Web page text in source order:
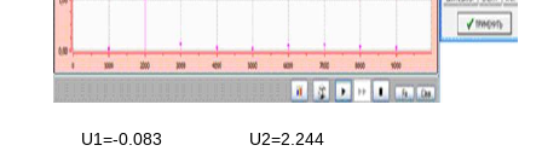
U1=-0.083 U2=2.244